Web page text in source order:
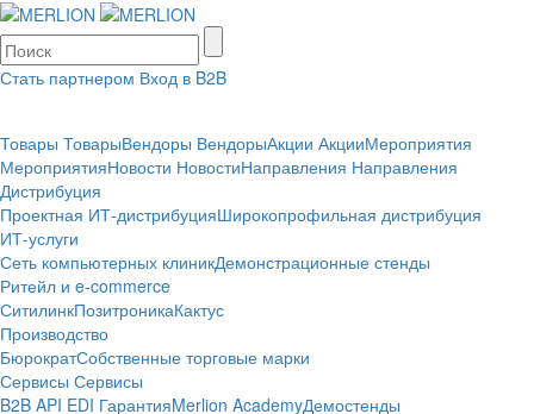
Стать партнером Вход в B2B
Товары ТоварыВендоры ВендорыАкции АкцииМероприятия
МероприятияНовости НовостиНаправления Направления
Дистрибуция
Проектная ИТ-дистрибуцияШирокопрофильная дистрибуция
ИТ-услуги
Сеть компьютерных клиникДемонстрационные стенды
Ритейл и e-commerce
СитилинкПозитроникаКактус
Производство
БюрократСобственные торговые марки
Сервисы Сервисы
B2B API EDI ГарантияMerlion AcademyДемостенды